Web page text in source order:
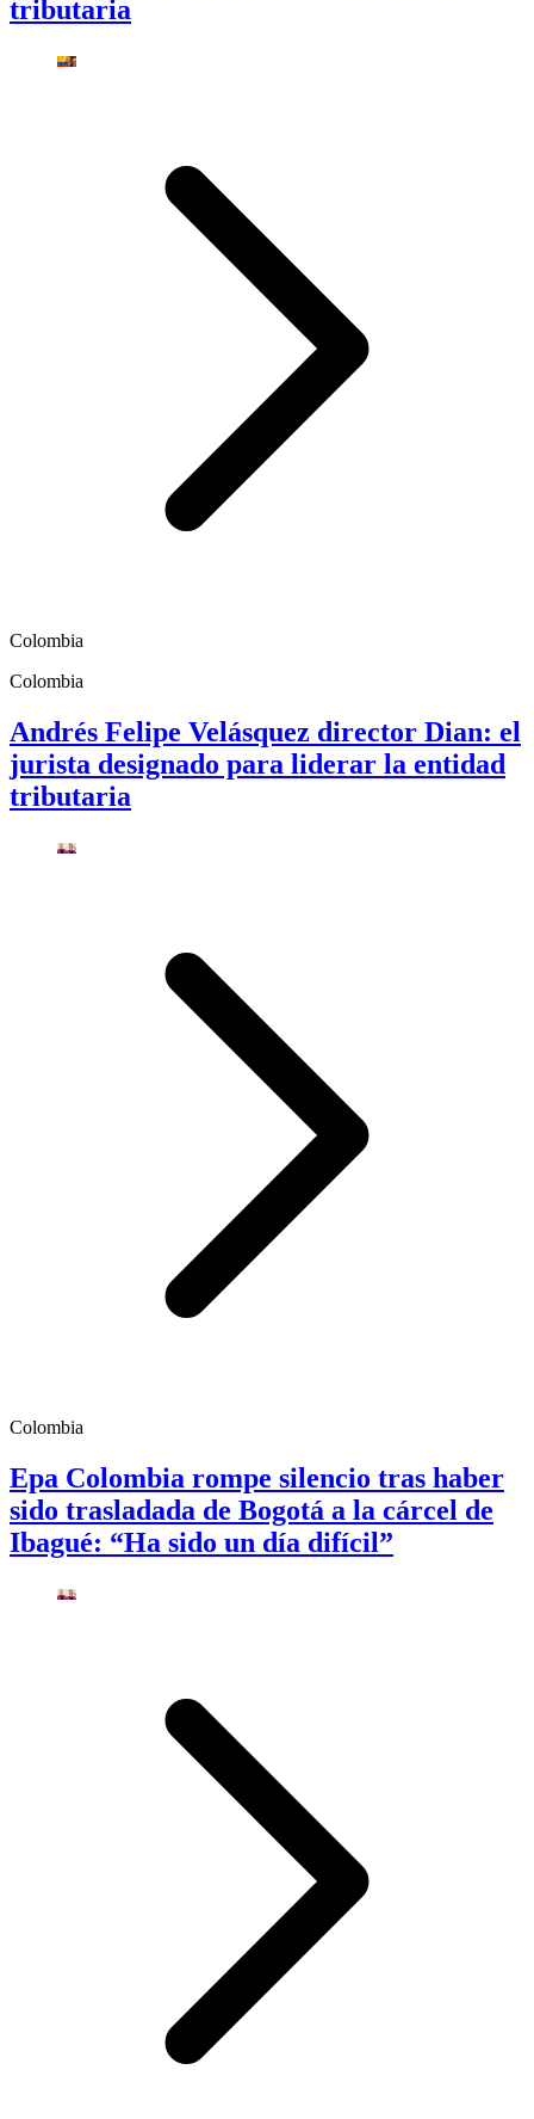
tributaria
Colombia
Colombia
Andrés Felipe Velásquez director Dian: el
jurista designado para liderar la entidad
tributaria
Colombia
Epa Colombia rompe silencio tras haber
sido trasladada de Bogotá a la cárcel de
Ibagué: “Ha sido un día difícil”